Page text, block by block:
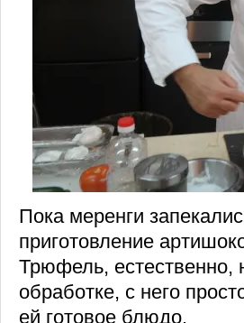
Пока меренги
приготовление
Трюфель, естественно,
обработке, с него
ей готовое блюдо.